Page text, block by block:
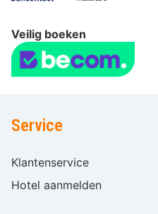
Veilig boeken
Service
Klantenservice
Hotel aanmelden